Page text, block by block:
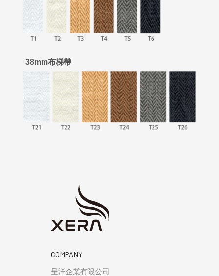
38mm布梯帶
COMPANY
呈洋企業有限公司